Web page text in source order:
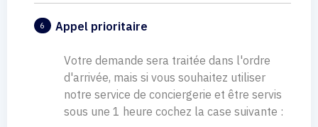
6 Appel prioritaire
Votre demande sera traitée dans l'ordre
d'arrivée, mais si vous souhaitez utiliser
notre service de conciergerie et être servis
sous une 1 heure cochez la case suivante :